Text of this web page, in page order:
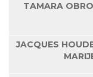
TAMARA
JACQUES